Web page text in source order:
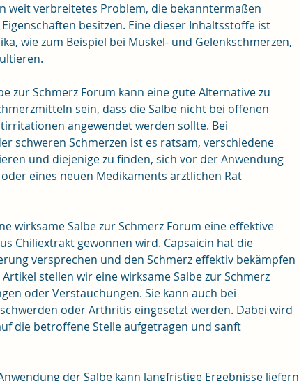
weit verbreitetes Problem, die bekanntermaßen
besitzen. Eine dieser Inhaltsstoffe ist
wie zum Beispiel bei Muskel- und Gelenkschmerzen,
zur Schmerz Forum kann eine gute Alternative zu
sein, dass die Salbe nicht bei offenen
angewendet werden sollte. Bei
schweren Schmerzen ist es ratsam, verschiedene
und diejenige zu finden, sich vor der Anwendung
eines neuen Medikaments ärztlichen Rat
wirksame Salbe zur Schmerz Forum eine effektive
Chiliextrakt gewonnen wird. Capsaicin hat die
versprechen und den Schmerz effektiv bekämpfen
stellen wir eine wirksame Salbe zur Schmerz
oder Verstauchungen. Sie kann auch bei
oder Arthritis eingesetzt werden. Dabei wird
die betroffene Stelle aufgetragen und sanft
der Salbe kann langfristige Ergebnisse liefern